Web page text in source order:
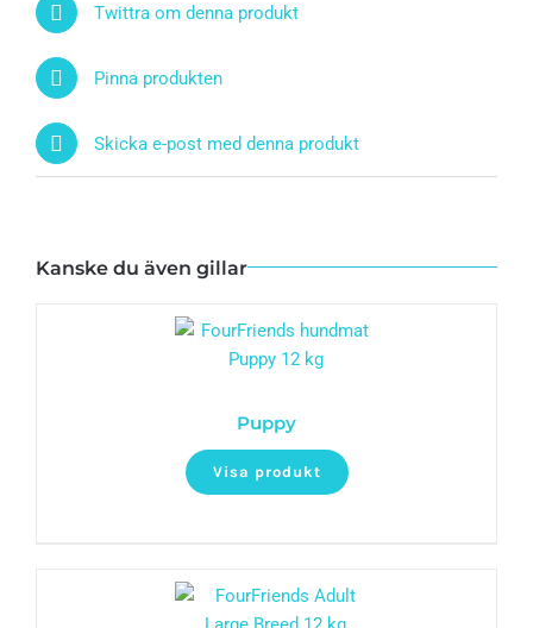
Twittra om denna produkt
Pinna produkten
Skicka e-post med denna produkt
Kanske du även gillar
Puppy
Visa produkt